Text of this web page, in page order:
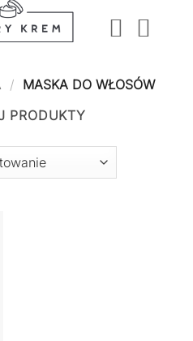
/ MASKA DO WŁOSÓW
PRODUKTY